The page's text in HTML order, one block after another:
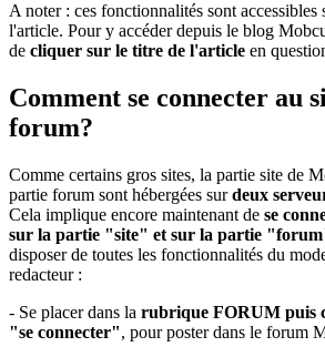
A noter : ces fonctionnalités sont accessibles
l'article. Pour y accéder depuis le blog
de cliquer sur le titre de l'article en
Comment se connecter au
forum?
Comme certains gros sites, la partie site de
partie forum sont hébergées surdeux
Cela implique encore maintenant de se
sur la partie "site" et sur la partie
disposer de toutes les fonctionnalités du
redacteur :
- Se placer dans la rubrique FORUM puis
"se connecter", pour poster dans le forum